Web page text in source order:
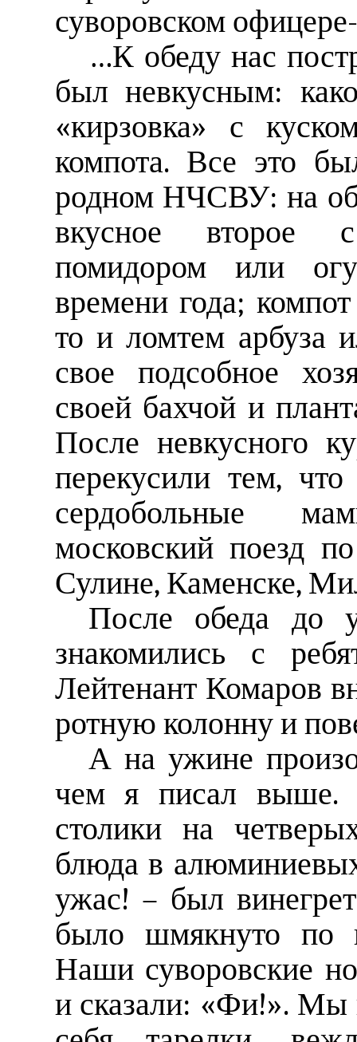
суворовском
…К обеду нас
был невкусным:
«кирзовка» с
компота. Все это
родном НЧСВУ: на
вкусное второе
помидором или
времени года;
то и ломтем арбуза
свое подсобное
своей бахчой и
После невкусного
перекусили тем,
сердобольные
московский поезд
Сулине, Каменске,
После обеда до
знакомились с
Лейтенант Комаров
ротную колонну и
А на ужине
чем я писал выше.
столики на
блюда в
ужас! – был
было шмякнуто по
Наши суворовские
и сказали: «Фи!». Мы